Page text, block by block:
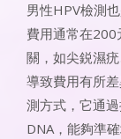
男性HPV檢測
費用通常在
關，如尖鋭濕
導致費用有所
測方式，它通
DNA，能夠準